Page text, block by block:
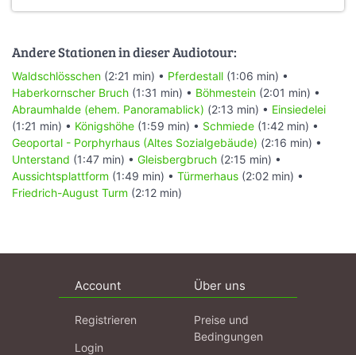
Andere Stationen in dieser Audiotour:
Waldschlösschen (2:21 min) • Pferdestall (1:06 min) •
Haberkornscher Bruch (1:31 min) • Böhmestein (2:01 min) •
Abraumhalde (ehem. Panoramablick) (2:13 min) • Einsiedelei
(1:21 min) • Königshöhe (1:59 min) • Schmiede (1:42 min) •
Geoportal - Porphyrhaus (Altes Sozialgebäude) (2:16 min) •
Unterstand (1:47 min) • Gleisbergbruch (2:15 min) •
Aussichtsplattform (1:49 min) • Türmerhaus (2:02 min) •
Friedrich-August Turm (2:12 min)
Account
Registrieren
Login
Über uns
Preise und
Bedingungen